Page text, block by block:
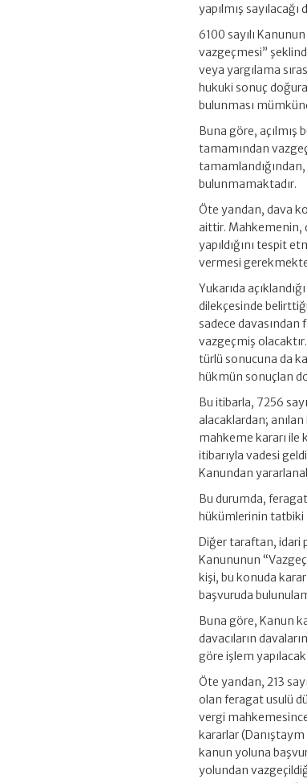
yapılmış
6100 sayılı
vazgeçmesi”
veya yargılama
hukuki sonuç
bulunması
Buna göre, açılmış
tamamından
bulunmamaktadır.
Öte yandan, dava
aittir. Mahkemenin,
yapıldığını tespit
vermesi
Yukarıda
dilekçesinde
sadece
vazgeçmiş
türlü sonucuna da
hükmün sonuçlan
Bu itibarla, 7256
alacaklardan;
mahkeme kararı ile
itibarıyla vadesi
Kanundan
Bu durumda,
hükümlerinin tatbiki
Diğer taraftan, idari
Kanununun
kişi, bu konuda
başvuruda
Buna göre, Kanun
davacıların
göre işlem
Öte yandan, 213
olan feragat usulü
vergi
kararlar
kanun yoluna
yolundan